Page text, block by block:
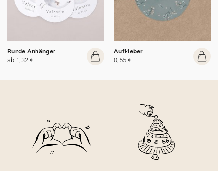
Runde Anhänger
ab 1,32 €
Aufkleber
0,55 €